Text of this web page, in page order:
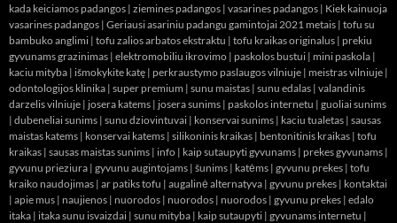
kada keiciamos padangos | ziemines padangos | vasarines padangos | Kiek kainuoja
vasarines padangos | Geriausi asariniu padangu gamintojai 2021 metais | tofu su
bambuko anglimi | tofu zalios arbatos ekstraktu | tofu kraikas originalus | prekiu
gyvunams grazinimas | elektromobiliu ikrovimo | paskolos bustui | mini paskola |
kaciu mityba | išmokykite katę | perkraustymo paslaugos vilniuje | meistras vilniuje |
odontologijos klinika | super premium | sunu maistas | sunu edalas | valandinis
darzelis vilniuje | josera katems | josera sunims | paskolos internetu | guoliai sunims
| dubeneliai sunims | sunu dziovintuvai | konservai sunims | kaciu tualetas | sausas
maistas katems | konservai katems | silikoninis kraikas | bentonitinis kraikas | tofu
kraikas | sausas maistas sunims | info | kaip sutaupyti gyvunams | prekes gyvunams |
gyvunu prieziura | gyvunu augintojams | šunims | katėms | gyvunu prekes | tofu
kraiko naudojimas | ar patiks tofu | augalinė alternatyva | gyvunu prekes | kontaktai
| apie mus | naujienos | nuorodos | nuorodos | nuorodos | gyvunu prekes | edalo
itaka | itaka sunu isvaizdai | sunu mityba | kaip sutaupyti | gyvunams internetu |